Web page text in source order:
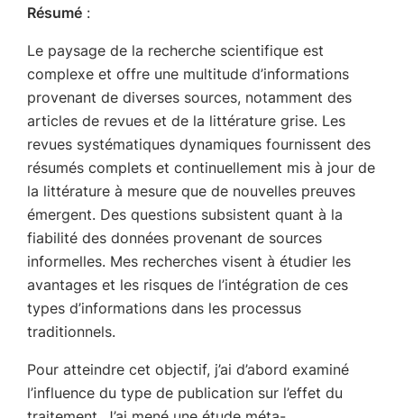
Résumé :
Le paysage de la recherche scientifique est
complexe et offre une multitude d’informations
provenant de diverses sources, notamment des
articles de revues et de la littérature grise. Les
revues systématiques dynamiques fournissent des
résumés complets et continuellement mis à jour de
la littérature à mesure que de nouvelles preuves
émergent. Des questions subsistent quant à la
fiabilité des données provenant de sources
informelles. Mes recherches visent à étudier les
avantages et les risques de l’intégration de ces
types d’informations dans les processus
traditionnels.
Pour atteindre cet objectif, j’ai d’abord examiné
l’influence du type de publication sur l’effet du